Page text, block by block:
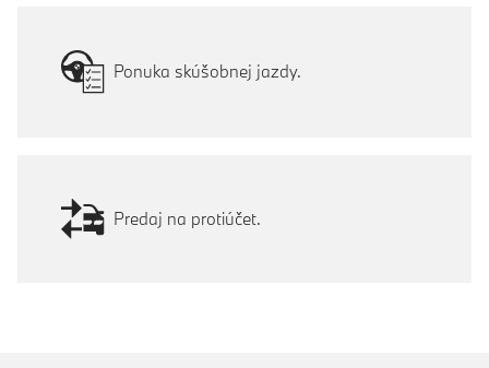
Ponuka skúšobnej jazdy.
Predaj na protiúčet.